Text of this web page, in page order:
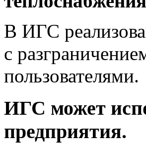
В ИГС
с
пользователями.
ИГС может
предприятия.